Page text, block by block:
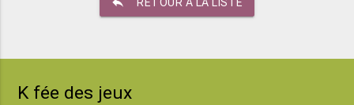
K fée des jeux